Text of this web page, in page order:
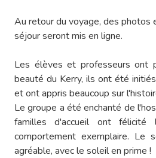
Au retour du voyage, des photos
séjour seront mis en ligne.
Les élèves et professeurs ont
beauté du Kerry, ils ont été
et ont appris beaucoup sur
Le groupe a été enchanté de
familles d'accueil ont
comportement exemplaire. Le
agréable, avec le soleil en prime !